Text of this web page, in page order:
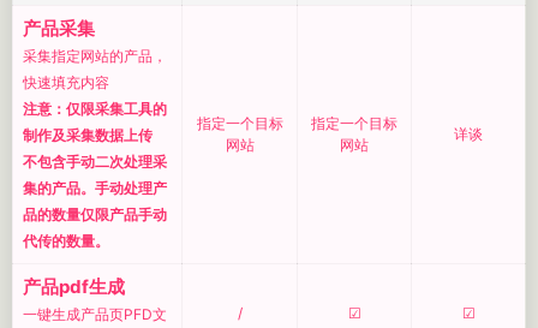
产品采集
采集指定网站的产品，
快速填充内容
注意：仅限采集工具的
制作及采集数据上传
不包含手动二次处理采
集的产品。手动处理产
品的数量仅限产品手动
代传的数量。
指定一个目标
网站
指定一个目标
网站
详谈
产品pdf生成
一键生成产品页PFD文
/ ☑ ☑